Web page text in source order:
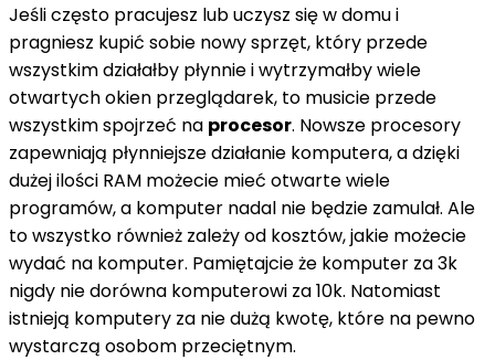
Jeśli często pracujesz lub uczysz się w domu i
pragniesz kupić sobie nowy sprzęt, który przede
wszystkim działałby płynnie i wytrzymałby wiele
otwartych okien przeglądarek, to musicie przede
wszystkim spojrzeć na procesor. Nowsze procesory
zapewniają płynniejsze działanie komputera, a dzięki
dużej ilości RAM możecie mieć otwarte wiele
programów, a komputer nadal nie będzie zamulał. Ale
to wszystko również zależy od kosztów, jakie możecie
wydać na komputer. Pamiętajcie że komputer za 3k
nigdy nie dorówna komputerowi za 10k. Natomiast
istnieją komputery za nie dużą kwotę, które na pewno
wystarczą osobom przeciętnym.